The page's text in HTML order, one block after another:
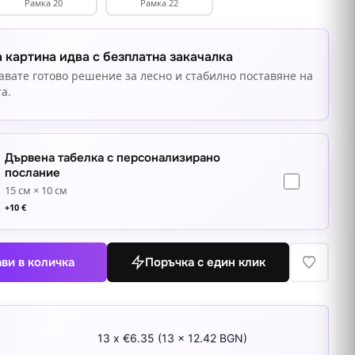
Рамка 20 Рамка 22
картина идва с безплатна закачалка
готово решение за лесно и стабилно поставяне на
Дървена табелка с персонализирано
послание
15 см × 10 см
+10 €
в количка Поръчка с един клик
13 x €6.35 (13 x 12.42 BGN)